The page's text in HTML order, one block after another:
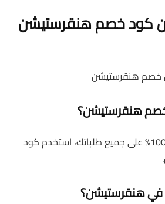
كود خصم هنقرستيشن
خصم هنقرستيشن
هنقرستيشن؟
استمتع بتوصيل مجاني 100% على جميع طلباتك، استخدم كود
هنقرستيشن؟